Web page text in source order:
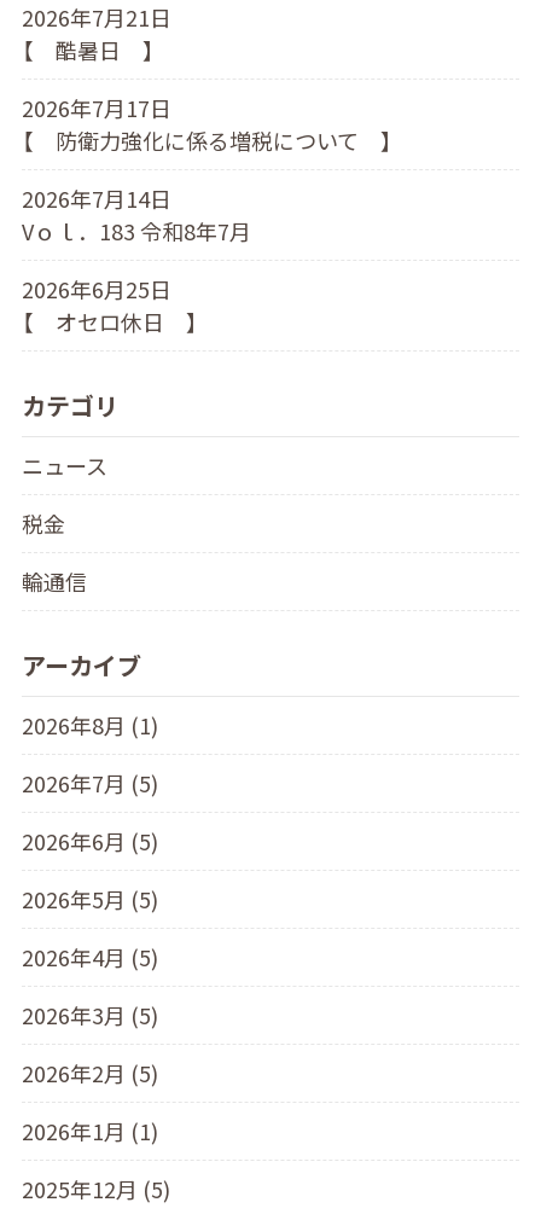
2026年7月21日
【 酷暑日 】
2026年7月17日
【 防衛力強化に係る増税について 】
2026年7月14日
Vｏｌ．183 令和8年7月
2026年6月25日
【 オセロ休日 】
カテゴリ
ニュース
税金
輪通信
アーカイブ
2026年8月 (1)
2026年7月 (5)
2026年6月 (5)
2026年5月 (5)
2026年4月 (5)
2026年3月 (5)
2026年2月 (5)
2026年1月 (1)
2025年12月 (5)